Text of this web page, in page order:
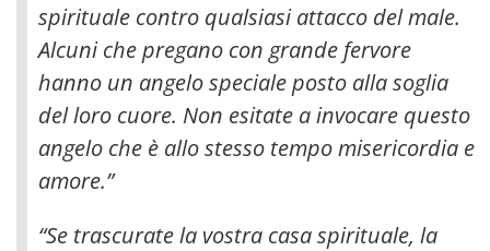
spirituale contro qualsiasi attacco del male.
Alcuni che pregano con grande fervore
hanno un angelo speciale posto alla soglia
del loro cuore. Non esitate a invocare questo
angelo che è allo stesso tempo misericordia e
amore.”
“Se trascurate la vostra casa spirituale, la